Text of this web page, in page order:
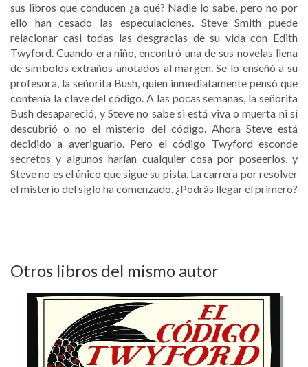
sus libros que conducen ¿a qué? Nadie lo sabe, pero no por
ello han cesado las especulaciones. Steve Smith puede
relacionar casi todas las desgracias de su vida con Edith
Twyford. Cuando era niño, encontró una de sus novelas llena
de símbolos extraños anotados al margen. Se lo enseñó a su
profesora, la señorita Bush, quien inmediatamente pensó que
contenía la clave del código. A las pocas semanas, la señorita
Bush desapareció, y Steve no sabe si está viva o muerta ni si
descubrió o no el misterio del código. Ahora Steve está
decidido a averiguarlo. Pero el código Twyford esconde
secretos y algunos harían cualquier cosa por poseerlos, y
Steve no es el único que sigue su pista. La carrera por resolver
el misterio del siglo ha comenzado. ¿Podrás llegar el primero?
Otros libros del mismo autor